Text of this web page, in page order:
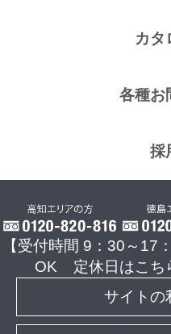
カタ
各種お
採
【受付時間 9：30～
OK
定休日はこち
サイトの